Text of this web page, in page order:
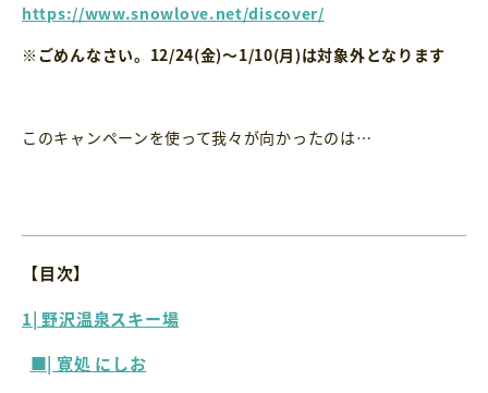
https://www.snowlove.net/discover/
※ごめんなさい。12/24(金)〜1/10(月)は対象外となります
このキャンペーンを使って我々が向かったのは…
【目次】
1| 野沢温泉スキー場
■| 寛処 にしお